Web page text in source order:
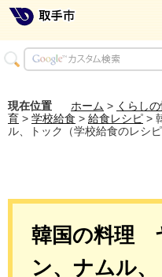
現在位置 ホーム > くらし
育 > 学校給食 > 給食レシピ >
ル、トック（学校給食のレシピ
韓国の料理
ン、ナムル